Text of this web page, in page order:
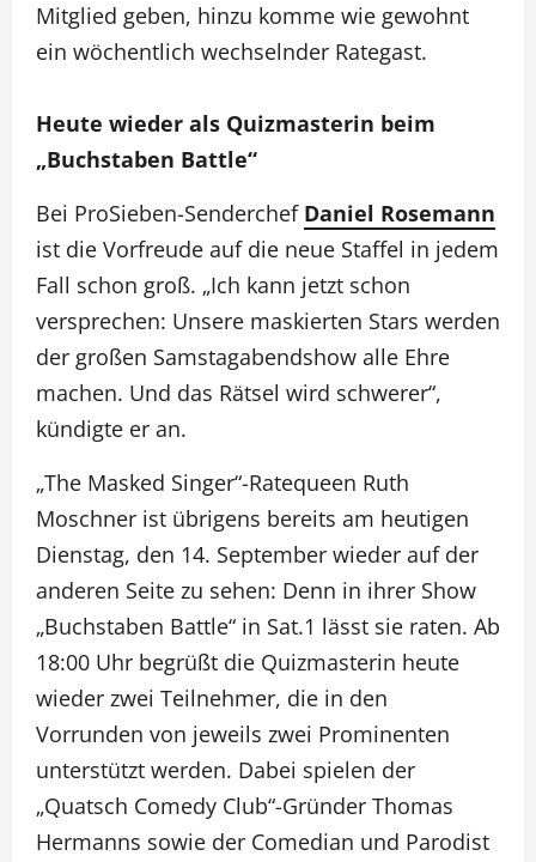
Mitglied geben, hinzu komme wie gewohnt
ein wöchentlich wechselnder Rategast.
Heute wieder als Quizmasterin beim
„Buchstaben Battle“
Bei ProSieben-Senderchef Daniel Rosemann
ist die Vorfreude auf die neue Staffel in jedem
Fall schon groß. „Ich kann jetzt schon
versprechen: Unsere maskierten Stars werden
der großen Samstagabendshow alle Ehre
machen. Und das Rätsel wird schwerer“,
kündigte er an.
„The Masked Singer“-Ratequeen Ruth
Moschner ist übrigens bereits am heutigen
Dienstag, den 14. September wieder auf der
anderen Seite zu sehen: Denn in ihrer Show
„Buchstaben Battle“ in Sat.1 lässt sie raten. Ab
18:00 Uhr begrüßt die Quizmasterin heute
wieder zwei Teilnehmer, die in den
Vorrunden von jeweils zwei Prominenten
unterstützt werden. Dabei spielen der
„Quatsch Comedy Club“-Gründer Thomas
Hermanns sowie der Comedian und Parodist